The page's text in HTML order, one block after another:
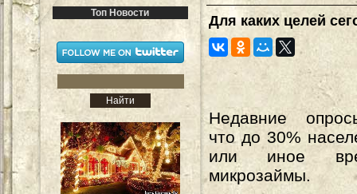
Топ Новости Для каких целей
Недавние
что до 30%
или иное
микрозаймы.